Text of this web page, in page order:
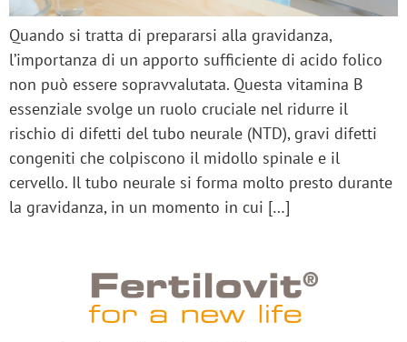
Quando si tratta di prepararsi alla gravidanza,
l’importanza di un apporto sufficiente di acido folico
non può essere sopravvalutata. Questa vitamina B
essenziale svolge un ruolo cruciale nel ridurre il
rischio di difetti del tubo neurale (NTD), gravi difetti
congeniti che colpiscono il midollo spinale e il
cervello. Il tubo neurale si forma molto presto durante
la gravidanza, in un momento in cui […]